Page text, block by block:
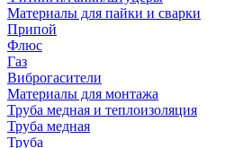
Материалы для пайки и сварки
Припой
Флюс
Газ
Виброгасители
Материалы для монтажа
Труба медная и теплоизоляция
Труба медная
Труба